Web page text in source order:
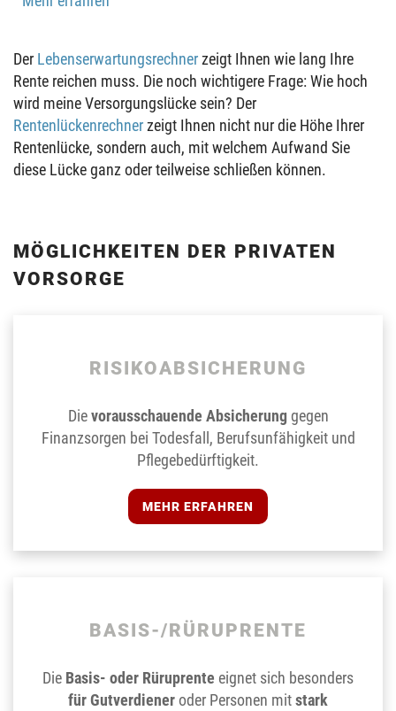
Der Lebenserwartungsrechnerzeigt Ihnen wie lang Ihre
Rente reichen muss. Die noch wichtigere Frage: Wie hoch
wird meine Versorgungslücke sein? Der
Rentenlückenrechnerzeigt Ihnen nicht nur die Höhe Ihrer
Rentenlücke, sondern auch, mit welchem Aufwand Sie
diese Lücke ganz oder teilweise schließen können.
MÖGLICHKEITEN DER PRIVATEN
VORSORGE
RISIKOABSICHERUNG
Dievorausschauende Absicherung gegen
Finanzsorgen bei Todesfall, Berufsunfähigkeit und
Pflegebedürftigkeit.
MEHR ERFAHREN
BASIS-/RÜRUPRENTE
Die Basis- oder Rüruprente eignet sich besonders
für Gutverdieneroder Personen mitstark